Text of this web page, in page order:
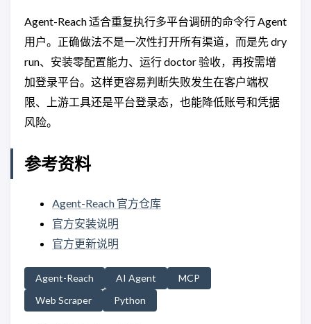
Agent-Reach 适合重复执行多平台调研的命令行 Agent
用户。正确做法不是一次性打开所有渠道，而是先 dry
run、安装零配置能力、运行 doctor 验收，再按需增
加登录平台。这样更容易判断失败发生在客户端权
限、上游工具还是平台登录态，也能降低账号和凭据
风险。
参考资料
Agent-Reach 官方仓库
官方安装说明
官方更新说明
Agent-Reach AI Agent
MCP
Web Scraper
Python